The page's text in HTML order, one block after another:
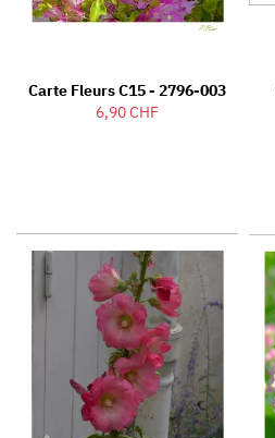
Carte Fleurs C15 - 2796-003
6,90 CHF